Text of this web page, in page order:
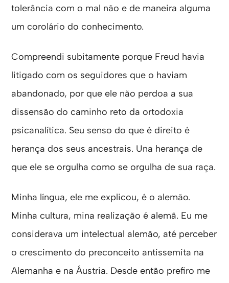
tolerância com o mal não e de maneira alguma
um corolário do conhecimento.
Compreendi subitamente porque Freud havia
litigado com os seguidores que o haviam
abandonado, por que ele não perdoa a sua
dissensão do caminho reto da ortodoxia
psicanalítica. Seu senso do que é direito é
herança dos seus ancestrais. Una herança de
que ele se orgulha como se orgulha de sua raça.
Minha língua, ele me explicou, é o alemão.
Minha cultura, mina realização é alemã. Eu me
considerava um intelectual alemão, até perceber
o crescimento do preconceito antissemita na
Alemanha e na Áustria. Desde então prefiro me